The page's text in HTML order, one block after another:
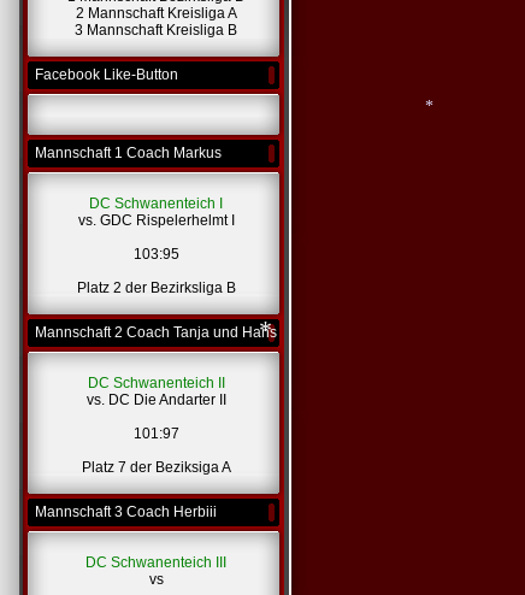
2 Mannschaft Kreisliga A
3 Mannschaft Kreisliga B
Facebook Like-Button
Mannschaft 1 Coach Markus
DC Schwanenteich I
vs. GDC Rispelerhelmt I
103:95
Platz 2 der Bezirksliga B
Mannschaft 2 Coach Tanja und Hans
DC Schwanenteich II
vs. DC Die Andarter II
101:97
Platz 7 der Beziksiga A
Mannschaft 3 Coach Herbiii
DC Schwanenteich III
vs
*
*